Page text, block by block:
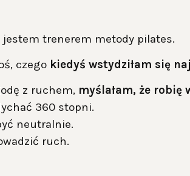
trenerem metody pilates.
czego kiedyś wstydziłam się
z ruchem, myślałam, że robię
360 stopni.
neutralnie.
ruch.